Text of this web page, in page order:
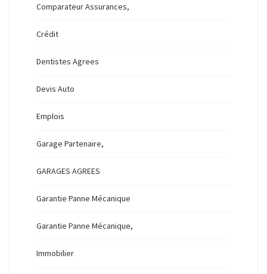
Comparateur Assurances,
Crédit
Dentistes Agrees
Devis Auto
Emplois
Garage Partenaire,
GARAGES AGREES
Garantie Panne Mécanique
Garantie Panne Mécanique,
Immobilier